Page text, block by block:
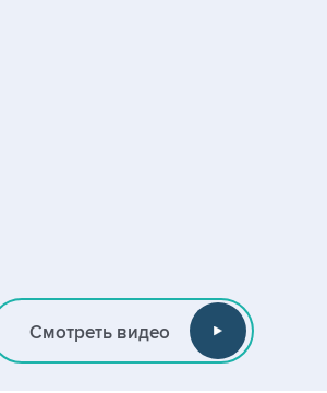
Смотреть видео